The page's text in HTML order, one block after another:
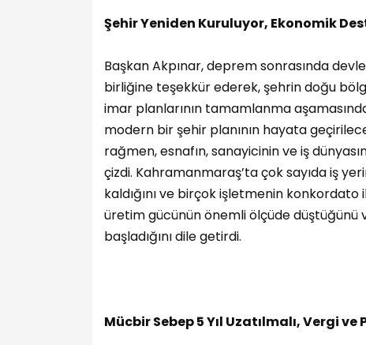
Şehir Yeniden Kuruluyor, Ekonomik
Başkan Akpınar, deprem sonrasında
birliğine teşekkür ederek, şehrin doğu
imar planlarının tamamlanma
modern bir şehir planının hayata
rağmen, esnafın, sanayicinin ve iş
çizdi. Kahramanmaraş’ta çok sayıda iş
kaldığını ve birçok işletmenin
üretim gücünün önemli ölçüde düştüğünü
başladığını dile getirdi.
Mücbir Sebep 5 Yıl Uzatılmalı, Vergi